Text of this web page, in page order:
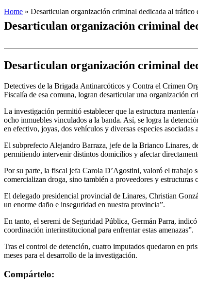
Home » Desarticulan organización criminal dedicada al tráfico
Desarticulan organización criminal
Desarticulan organización criminal
Detectives de la Brigada Antinarcóticos y Contra el Crimen
Fiscalía de esa comuna, logran desarticular una organización
La investigación permitió establecer que la estructura
ocho inmuebles vinculados a la banda. Así, se logra la
en efectivo, joyas, dos vehículos y diversas especies asociadas
El subprefecto Alejandro Barraza, jefe de la Brianco Linares,
permitiendo intervenir distintos domicilios y afectar
Por su parte, la fiscal jefa Carola D’Agostini, valoró el trabajo
comercializan droga, sino también a proveedores y estructuras
El delegado presidencial provincial de Linares, Christian
un enorme daño e inseguridad en nuestra provincia”.
En tanto, el seremi de Seguridad Pública, Germán Parra,
coordinación interinstitucional para enfrentar estas amenazas”.
Tras el control de detención, cuatro imputados quedaron en
meses para el desarrollo de la investigación.
Compártelo: